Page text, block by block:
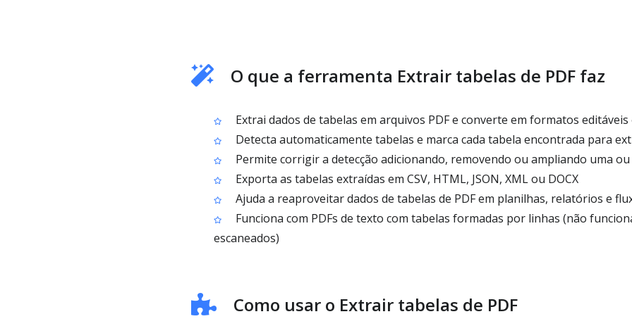
O que a ferramenta Extrair tabelas de PDF faz
Extrai dados de tabelas em arquivos PDF e converte em formatos
Detecta automaticamente tabelas e marca cada tabela encontrada para
Permite corrigir a detecção adicionando, removendo ou ampliando uma
Exporta as tabelas extraídas em CSV, HTML, JSON, XML ou DOCX
Ajuda a reaproveitar dados de tabelas de PDF em planilhas, relatórios e
Funciona com PDFs de texto com tabelas formadas por linhas (não
escaneados)
Como usar o Extrair tabelas de PDF